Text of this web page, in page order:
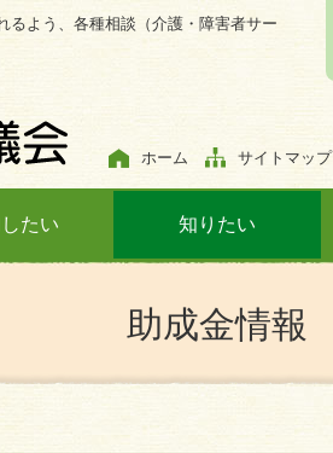
るよう、各種相談（介護・障害者サー
ホーム サイトマップ
たい 知りたい
助成金情報